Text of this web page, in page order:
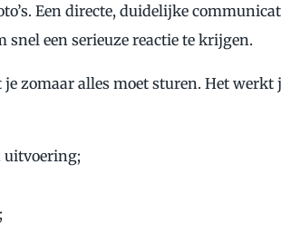
Een directe, duidelijke
snel een serieuze reactie te krijgen.
zomaar alles moet sturen. Het werkt
uitvoering;